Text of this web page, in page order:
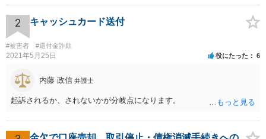
2 キャッシュカード送付
#被害者 #還付金詐欺
2021年5月25日 役にたった 6
内藤 政信 弁護士
起訴されるか、されないかが分岐点になります。